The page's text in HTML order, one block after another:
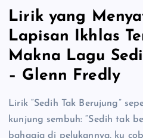
Lirik yang
Lapisan Ikhlas
Makna Lagu
– Glenn Fredly
Lirik “Sedih Tak Berujung”
kunjung sembuh: “Sedih tak
bahagia di pelukannya, ku